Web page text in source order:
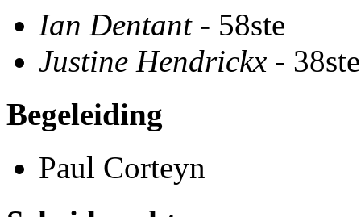
Ian Dentant- 58ste
Justine Hendrickx - 38ste
Begeleiding
Paul Corteyn